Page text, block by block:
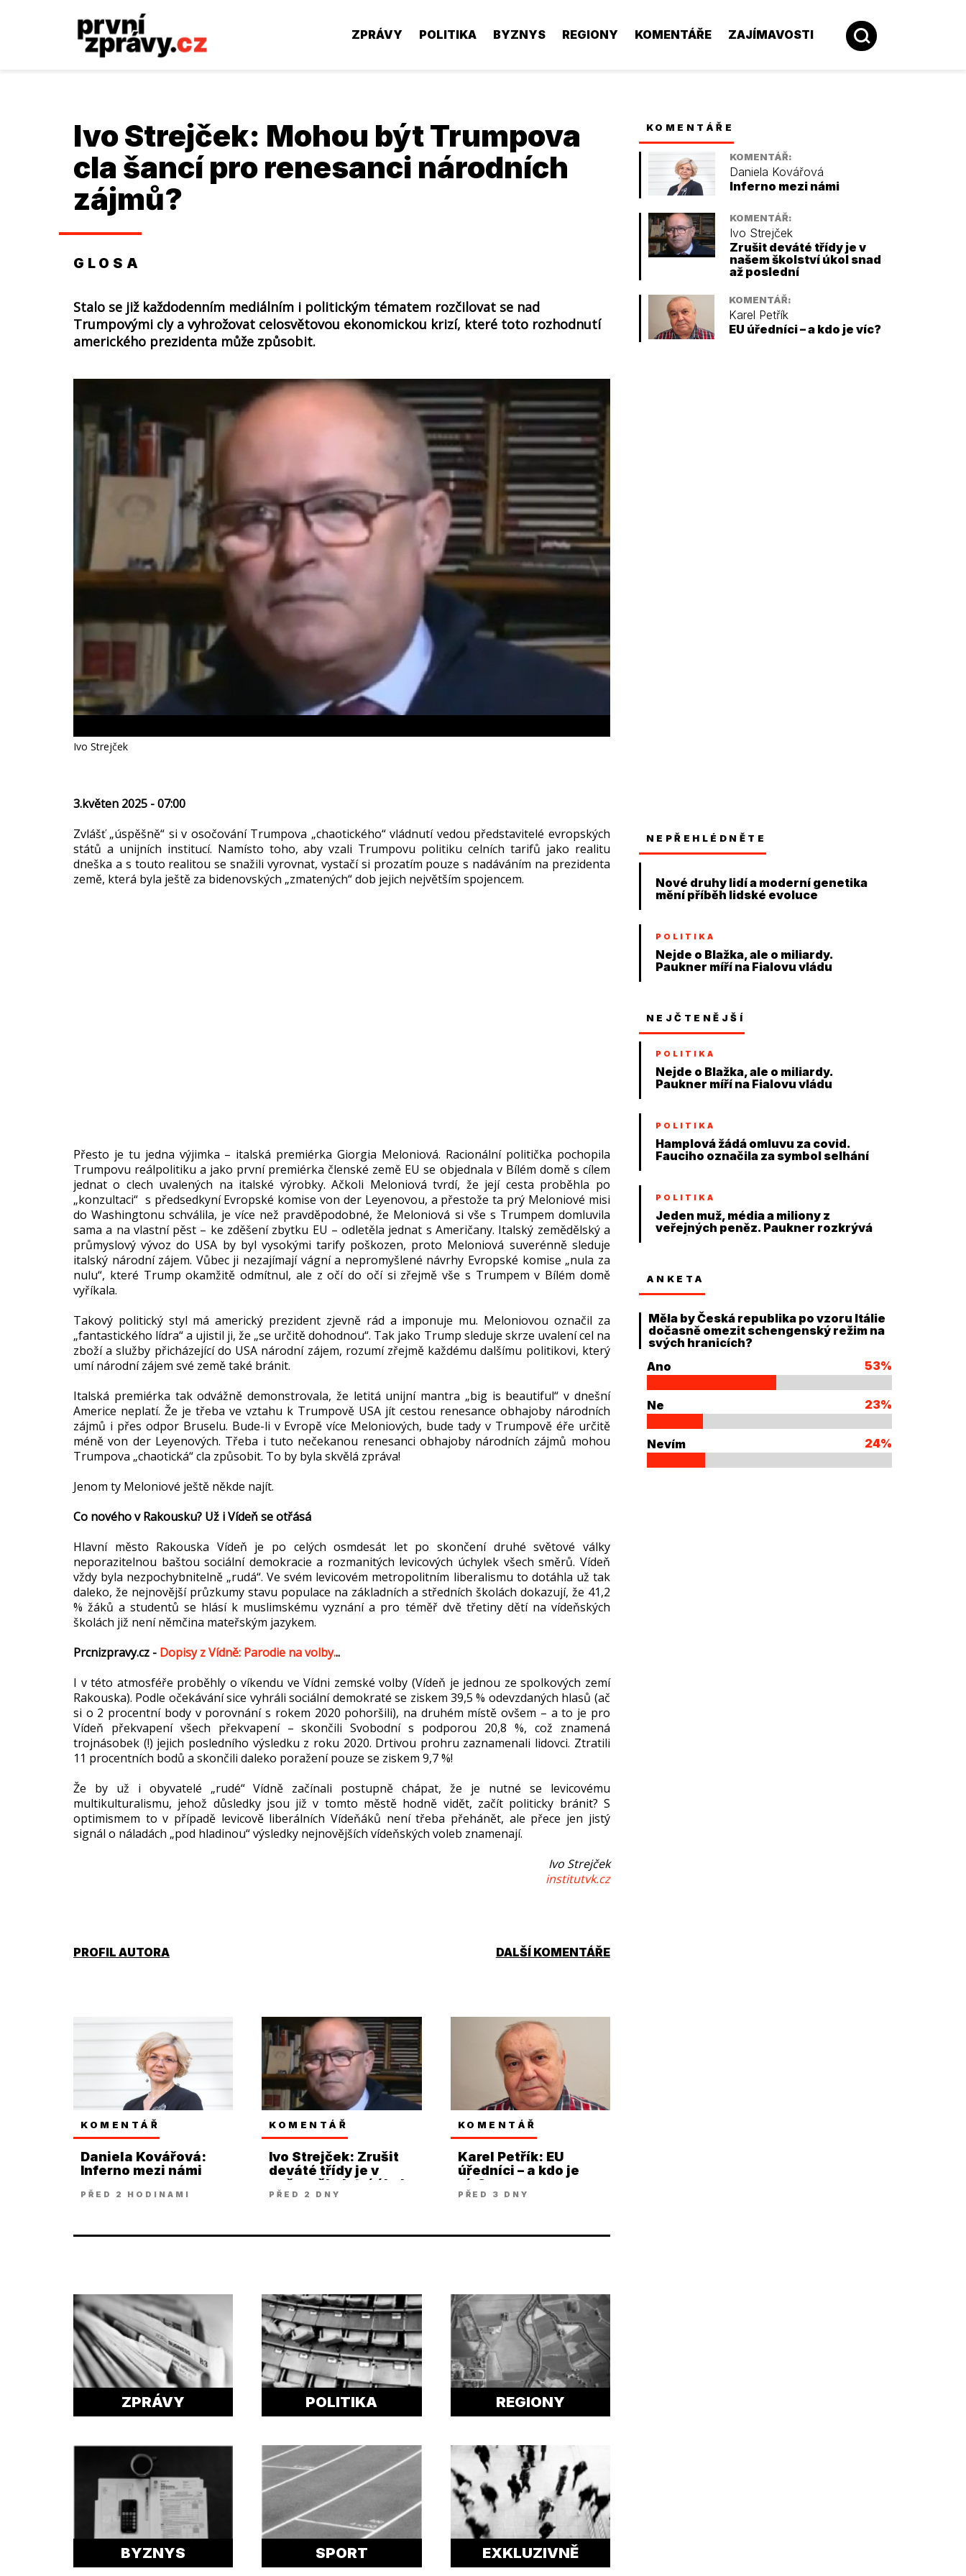
ZPRÁVY POLITIKA BYZNYS REGIONY KOMENTÁŘE ZAJÍMAVOSTI
Ivo Strejček: Mohou být Trumpova
cla šancí pro renesanci národních
zájmů?
GLOSA
Stalo se již každodenním mediálním i politickým tématem rozčilovat se nad
Trumpovými cly a vyhrožovat celosvětovou ekonomickou krizí, které toto rozhodnutí
amerického prezidenta může způsobit.
Ivo Strejček
3.květen 2025 - 07:00
Zvlášť „úspěšně“ si v osočování Trumpova „chaotického“ vládnutí vedou představitelé evropských
států a unijních institucí. Namísto toho, aby vzali Trumpovu politiku celních tarifů jako realitu
dneška a s touto realitou se snažili vyrovnat, vystačí si prozatím pouze s nadáváním na prezidenta
země, která byla ještě za bidenovských „zmatených“ dob jejich největším spojencem.
Přesto je tu jedna výjimka – italská premiérka Giorgia Meloniová. Racionální politička pochopila
Trumpovu reálpolitiku a jako první premiérka členské země EU se objednala v Bílém domě s cílem
jednat o clech uvalených na italské výrobky. Ačkoli Meloniová tvrdí, že její cesta proběhla po
„konzultaci“ s předsedkyní Evropské komise von der Leyenovou, a přestože ta prý Meloniové misi
do Washingtonu schválila, je více než pravděpodobné, že Meloniová si vše s Trumpem domluvila
sama a na vlastní pěst – ke zděšení zbytku EU – odletěla jednat s Američany. Italský zemědělský a
průmyslový vývoz do USA by byl vysokými tarify poškozen, proto Meloniová suverénně sleduje
italský národní zájem. Vůbec ji nezajímají vágní a nepromyšlené návrhy Evropské komise „nula za
nulu“, které Trump okamžitě odmítnul, ale z očí do očí si zřejmě vše s Trumpem v Bílém domě
vyříkala.
Takový politický styl má americký prezident zjevně rád a imponuje mu. Meloniovou označil za
„fantastického lídra“ a ujistil ji, že „se určitě dohodnou“. Tak jako Trump sleduje skrze uvalení cel na
zboží a služby přicházející do USA národní zájem, rozumí zřejmě každému dalšímu politikovi, který
umí národní zájem své země také bránit.
Italská premiérka tak odvážně demonstrovala, že letitá unijní mantra „big is beautiful“ v dnešní
Americe neplatí. Že je třeba ve vztahu k Trumpově USA jít cestou renesance obhajoby národních
zájmů i přes odpor Bruselu. Bude-li v Evropě více Meloniových, bude tady v Trumpově éře určitě
méně von der Leyenových. Třeba i tuto nečekanou renesanci obhajoby národních zájmů mohou
Trumpova „chaotická“ cla způsobit. To by byla skvělá zpráva!
Jenom ty Meloniové ještě někde najít.
Co nového v Rakousku? Už i Vídeň se otřásá
Hlavní město Rakouska Vídeň je po celých osmdesát let po skončení druhé světové války
neporazitelnou baštou sociální demokracie a rozmanitých levicových úchylek všech směrů. Vídeň
vždy byla nezpochybnitelně „rudá“. Ve svém levicovém metropolitním liberalismu to dotáhla už tak
daleko, že nejnovější průzkumy stavu populace na základních a středních školách dokazují, že 41,2
% žáků a studentů se hlásí k muslimskému vyznání a pro téměř dvě třetiny dětí na vídeňských
školách již není němčina mateřským jazykem.
Prcnizpravy.cz - Dopisy z Vídně: Parodie na volby...
I v této atmosféře proběhly o víkendu ve Vídni zemské volby (Vídeň je jednou ze spolkových zemí
Rakouska). Podle očekávání sice vyhráli sociální demokraté se ziskem 39,5 % odevzdaných hlasů (ač
si o 2 procentní body v porovnání s rokem 2020 pohoršili), na druhém místě ovšem – a to je pro
Vídeň překvapení všech překvapení – skončili Svobodní s podporou 20,8 %, což znamená
trojnásobek (!) jejich posledního výsledku z roku 2020. Drtivou prohru zaznamenali lidovci. Ztratili
11 procentních bodů a skončili daleko poražení pouze se ziskem 9,7 %!
Že by už i obyvatelé „rudé“ Vídně začínali postupně chápat, že je nutné se levicovému
multikulturalismu, jehož důsledky jsou již v tomto městě hodně vidět, začít politicky bránit? S
optimismem to v případě levicově liberálních Vídeňáků není třeba přehánět, ale přece jen jistý
signál o náladách „pod hladinou“ výsledky nejnovějších vídeňských voleb znamenají.
Ivo Strejček
institutvk.cz
PROFIL AUTORA DALŠÍ KOMENTÁŘE
KOMENTÁŘ
Daniela Kovářová:
Inferno mezi námi
PŘED 2 HODINAMI
KOMENTÁŘ
Ivo Strejček: Zrušit
deváté třídy je v
našem školství úkol
snad až poslední
PŘED 2 DNY
KOMENTÁŘ
Karel Petřík: EU
úředníci – a kdo je
víc?
PŘED 3 DNY
ZPRÁVY POLITIKA REGIONY
BYZNYS SPORT EXKLUZIVNĚ
KOMENTÁŘE
KOMENTÁŘ:
Daniela Kovářová
Inferno mezi námi
KOMENTÁŘ:
Ivo Strejček
Zrušit deváté třídy je v
našem školství úkol snad
až poslední
KOMENTÁŘ:
Karel Petřík
EU úředníci – a kdo je víc?
NEPŘEHLÉDNĚTE
Nové druhy lidí a moderní genetika
mění příběh lidské evoluce
POLITIKA
Nejde o Blažka, ale o miliardy.
Paukner míří na Fialovu vládu
NEJČTENĚJŠÍ
POLITIKA
Nejde o Blažka, ale o miliardy.
Paukner míří na Fialovu vládu
POLITIKA
Hamplová žádá omluvu za covid.
Fauciho označila za symbol selhání
POLITIKA
Jeden muž, média a miliony z
veřejných peněz. Paukner rozkrývá
systém
ANKETA
Měla by Česká republika po vzoru Itálie
dočasně omezit schengenský režim na
svých hranicích?
Ano
53%
Ne 23%
Nevím 24%